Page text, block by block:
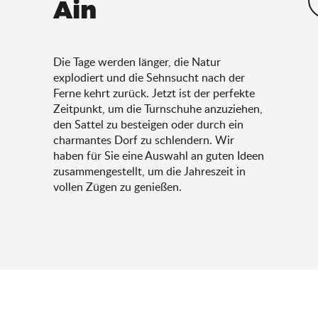
Ain
Die Tage werden länger, die Natur
explodiert und die Sehnsucht nach der
Ferne kehrt zurück. Jetzt ist der perfekte
Zeitpunkt, um die Turnschuhe anzuziehen,
den Sattel zu besteigen oder durch ein
charmantes Dorf zu schlendern. Wir
haben für Sie eine Auswahl an guten Ideen
zusammengestellt, um die Jahreszeit in
vollen Zügen zu genießen.